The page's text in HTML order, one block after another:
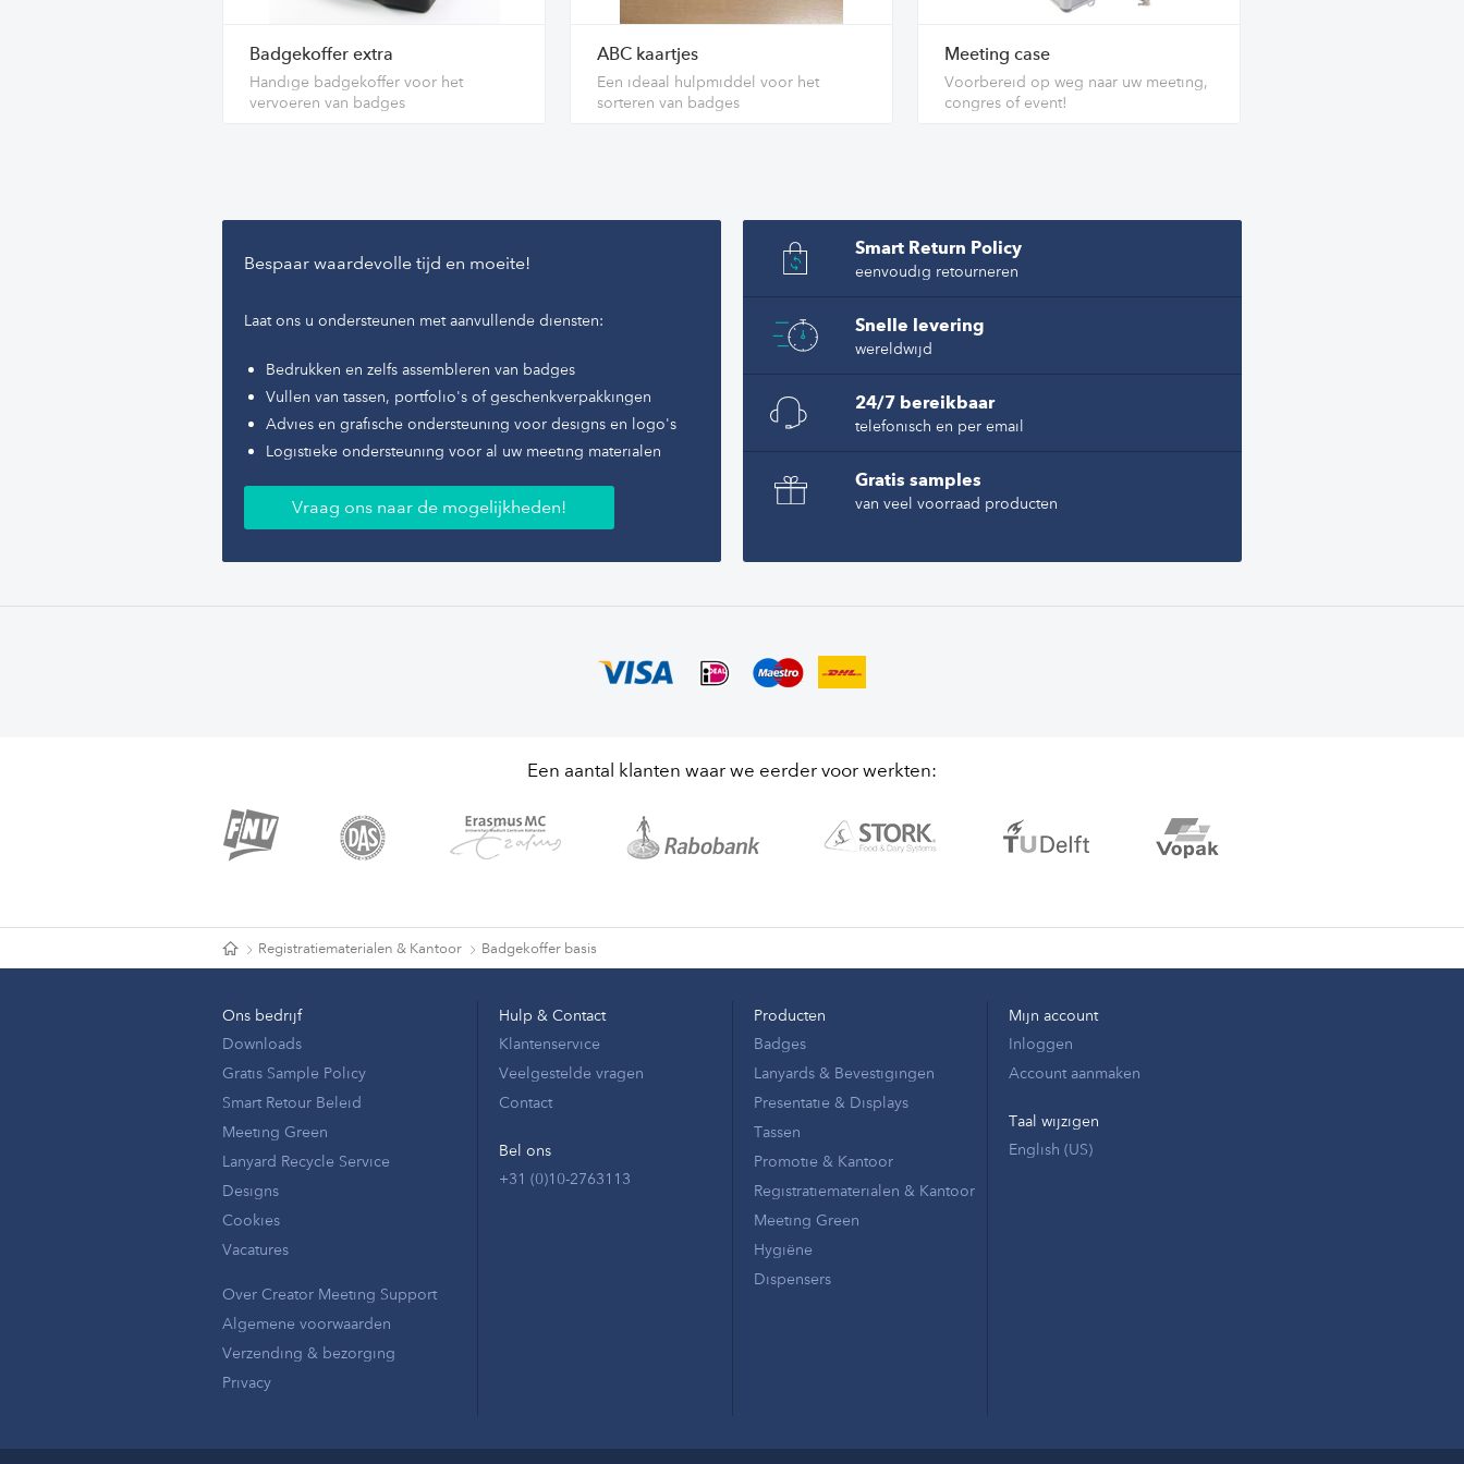
Badgekoffer extra
Handige badgekoffer voor het
vervoeren van badges
ABC kaartjes
Een ideaal hulpmiddel voor het
sorteren van badges
Meeting case
Voorbereid op weg naar uw meeting,
congres of event!
Bespaar waardevolle tijd en moeite!
Laat ons u ondersteunen met aanvullende diensten:
Bedrukken en zelfs assembleren van badges
Vullen van tassen, portfolio's of geschenkverpakkingen
Advies en grafische ondersteuning voor designs en logo's
Logistieke ondersteuning voor al uw meeting materialen
Vraag ons naar de mogelijkheden!
Smart Return Policy
eenvoudig retourneren
Snelle levering
wereldwijd
24/7 bereikbaar
telefonisch en per email
Gratis samples
van veel voorraad producten
Een aantal klanten waar we eerder voor werkten:
Registratiematerialen & Kantoor Badgekoffer basis
Ons bedrijf
Downloads
Gratis Sample Policy
Smart Retour Beleid
Meeting Green
Lanyard Recycle Service
Designs
Cookies
Vacatures
Over Creator Meeting Support
Algemene voorwaarden
Verzending & bezorging
Privacy
Hulp & Contact
Klantenservice
Veelgestelde vragen
Contact
Bel ons
+31 (0)10-2763113
Producten
Badges
Lanyards & Bevestigingen
Presentatie & Displays
Tassen
Promotie & Kantoor
Registratiematerialen & Kantoor
Meeting Green
Hygiëne
Dispensers
Mijn account
Inloggen
Account aanmaken
Taal wijzigen
English (US)